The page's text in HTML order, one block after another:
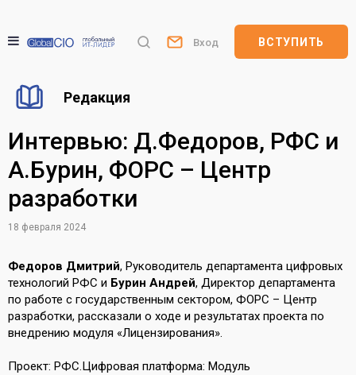
Вход ВСТУПИТЬ
Редакция
Интервью: Д.Федоров, РФС и
А.Бурин, ФОРС – Центр
разработки
18 февраля 2024
Федоров Дмитрий, Руководитель департамента цифровых
технологий РФС и Бурин Андрей, Директор департамента
по работе с государственным сектором, ФОРС – Центр
разработки, рассказали о ходе и результатах проекта по
внедрению модуля «Лицензирования».
Проект: РФС.Цифровая платформа: Модуль